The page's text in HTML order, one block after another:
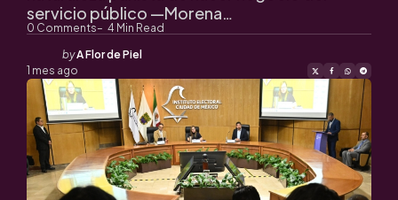
0 Comments 4 Min Read
servicio público —Morena…
Posted
by
byA Flor de Piel
1 mes ago